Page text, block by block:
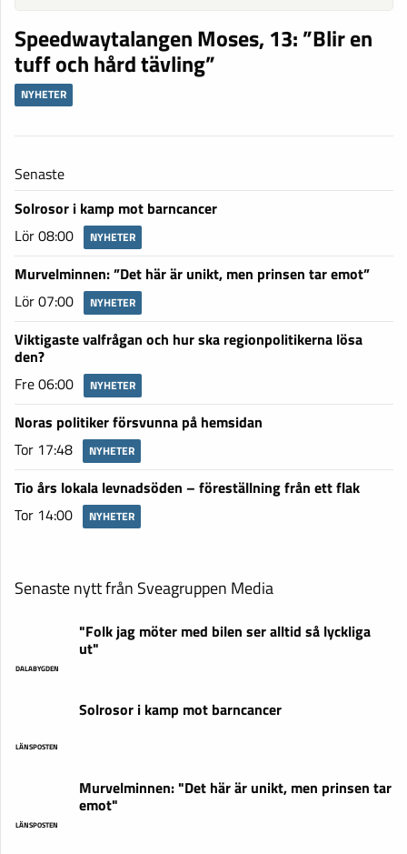
Speedwaytalangen Moses, 13: ”Blir en
tuff och hård tävling”
NYHETER
Senaste
Solrosor i kamp mot barncancer
Lör 08:00
NYHETER
Murvelminnen: ”Det här är unikt, men prinsen tar emot”
Lör 07:00
NYHETER
Viktigaste valfrågan och hur ska regionpolitikerna lösa
den?
Fre 06:00
NYHETER
Noras politiker försvunna på hemsidan
Tor 17:48
NYHETER
Tio års lokala levnadsöden – föreställning från ett flak
Tor 14:00
NYHETER
Senaste nytt från Sveagruppen Media
DALABYGDEN
"Folk jag möter med bilen ser alltid så lyckliga
ut"
LÄNSPOSTEN
Solrosor i kamp mot barncancer
LÄNSPOSTEN
Murvelminnen: "Det här är unikt, men prinsen tar
emot"